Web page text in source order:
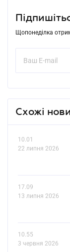
Щопонеділка
Схожі
10.01
22 липня 2026
17.09
13 липня 2026
10.55
3 червня 2026